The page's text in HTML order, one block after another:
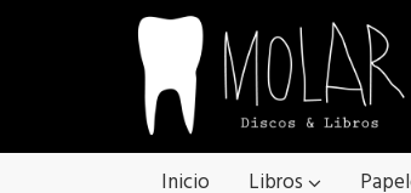
Inicio Libros